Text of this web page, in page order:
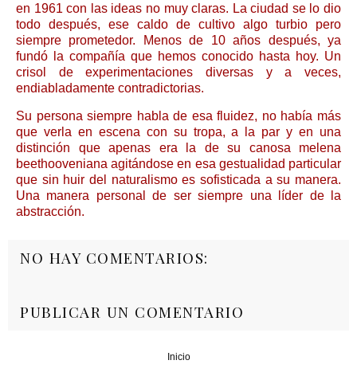
en 1961 con las ideas no muy claras. La ciudad se lo dio
todo después, ese caldo de cultivo algo turbio pero
siempre prometedor. Menos de 10 años después, ya
fundó la compañía que hemos conocido hasta hoy. Un
crisol de experimentaciones diversas y a veces,
endiabladamente contradictorias.
Su persona siempre habla de esa fluidez, no había más
que verla en escena con su tropa, a la par y en una
distinción que apenas era la de su canosa melena
beethooveniana agitándose en esa gestualidad particular
que sin huir del naturalismo es sofisticada a su manera.
Una manera personal de ser siempre una líder de la
abstracción.
NO HAY COMENTARIOS:
PUBLICAR UN COMENTARIO
Inicio